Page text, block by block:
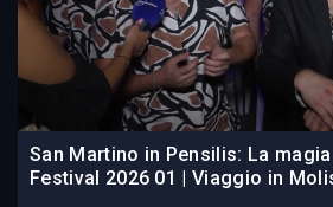
San Martino in Pensilis: La magia
Festival 2026 01 | Viaggio in